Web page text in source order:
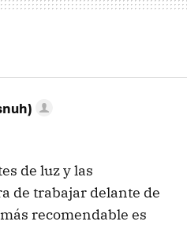
de luz y las
de trabajar delante de
recomendable es